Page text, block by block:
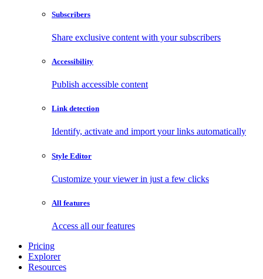
Subscribers
Share exclusive content with your subscribers
Accessibility
Publish accessible content
Link detection
Identify, activate and import your links automatically
Style Editor
Customize your viewer in just a few clicks
All features
Access all our features
Pricing
Explorer
Resources